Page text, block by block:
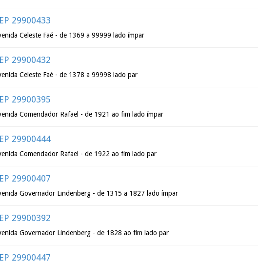
29900433
Celeste Faé - de 1369 a 99999 lado ímpar
29900432
Celeste Faé - de 1378 a 99998 lado par
29900395
Comendador Rafael - de 1921 ao fim lado ímpar
29900444
Comendador Rafael - de 1922 ao fim lado par
29900407
Governador Lindenberg - de 1315 a 1827 lado ímpar
29900392
Governador Lindenberg - de 1828 ao fim lado par
29900447